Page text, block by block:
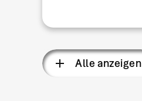
Alle anzeigen